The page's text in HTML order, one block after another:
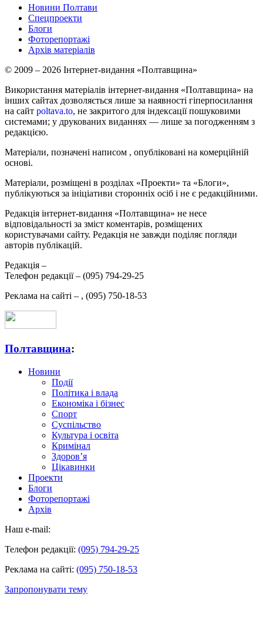
Новини Полтави
Спецпроекти
Блоги
Фоторепортажі
Архів матеріалів
© 2009 – 2026 Інтернет-видання «Полтавщина»
Використання матеріалів інтернет-видання «Полтавщина» на
інших сайтах дозволяється лише за наявності гіперпосилання
на сайт poltava.to, не закритого для індексації пошуковими
системами; у друкованих виданнях — лише за погодженням з
редакцією.
Матеріали, позначені написом , опубліковані на комерційній
основі.
Матеріали, розміщені в розділах «Проекти» та «Блоги»,
публікуються за ініціативи сторонніх осіб і не є редакційними.
Редакція інтернет-видання «Полтавщина» не несе
відповідальності за зміст коментарів, розміщених
користувачами сайту. Редакція не завжди поділяє погляди
авторів публікацій.
Редакція –
Телефон редакції – (095) 794-29-25
Реклама на сайті – , (095) 750-18-53
Полтавщина:
Новини
Події
Політика і влада
Економіка і бізнес
Спорт
Суспільство
Культура і освіта
Кримінал
Здоров’я
Цікавинки
Проекти
Блоги
Фоторепортажі
Архів
Наш e-mail:
Телефон редакції: (095) 794-29-25
Реклама на сайті: (095) 750-18-53
Запропонувати тему